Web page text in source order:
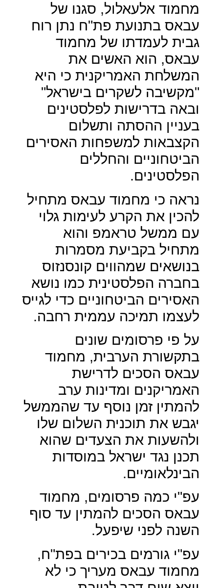
מחמוד אלעאלול, סגנו של
עבאס בתנועת פת"ח נתן רוח
גבית לעמדתו של מחמוד
עבאס, הוא האשים את
המשלחת האמריקנית כי היא
"מקשיבה לשקרים בישראל"
ובאה בדרישות לפלסטינים
בעניין ההסתה ותשלום
הקצבאות למשפחות האסירים
הביטחוניים והחללים
הפלסטינים.
נראה כי מחמוד עבאס מתחיל
להכין את הקרע לעימות גלוי
עם ממשל טראמפ והוא
מתחיל בקביעת מסמרות
בנושאים שמהווים קונסנזוס
בחברה הפלסטינית כמו נושא
האסירים הביטחוניים כדי לגייס
לעצמו תמיכה עממית רחבה.
על פי פרסומים שונים
בתקשורת הערבית, מחמוד
עבאס הסכים לדרישת
האמריקנים ומדינות ערב
להמתין זמן נוסף עד שהממשל
יגבש את תוכנית השלום שלו
ולהשעות את הצעדים שהוא
תכנן נגד ישראל במוסדות
הבינלאומיים.
עפ"י כמה פרסומים, מחמוד
עבאס הסכים להמתין עד סוף
השנה לפני שיפעל.
עפ"י גורמים בכירים בפת"ח,
מחמוד עבאס מעריך כי לא